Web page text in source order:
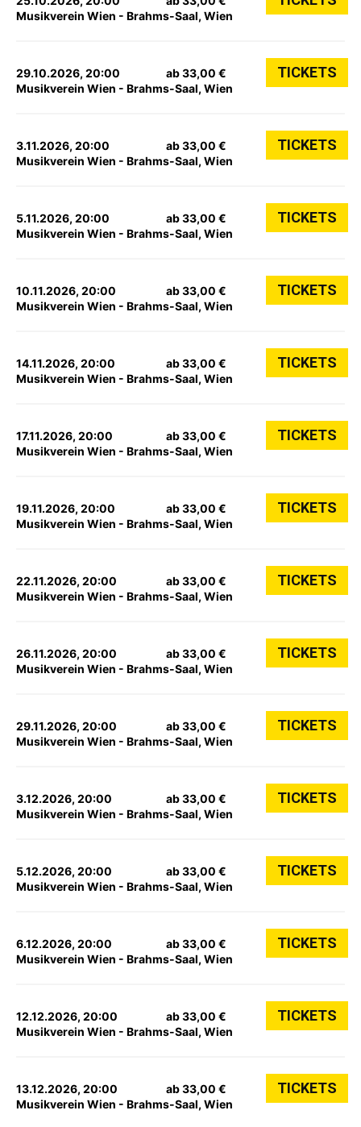
Musikverein Wien - Brahms-Saal, Wien
29.10.2026, 20:00
Musikverein Wien - Brahms-Saal, Wien
ab 33,00 € TICKETS
3.11.2026, 20:00
Musikverein Wien - Brahms-Saal, Wien
ab 33,00 € TICKETS
5.11.2026, 20:00
Musikverein Wien - Brahms-Saal, Wien
ab 33,00 € TICKETS
10.11.2026, 20:00
Musikverein Wien - Brahms-Saal, Wien
ab 33,00 € TICKETS
14.11.2026, 20:00
Musikverein Wien - Brahms-Saal, Wien
ab 33,00 € TICKETS
17.11.2026, 20:00
Musikverein Wien - Brahms-Saal, Wien
ab 33,00 € TICKETS
19.11.2026, 20:00
Musikverein Wien - Brahms-Saal, Wien
ab 33,00 € TICKETS
22.11.2026, 20:00
Musikverein Wien - Brahms-Saal, Wien
ab 33,00 € TICKETS
26.11.2026, 20:00
Musikverein Wien - Brahms-Saal, Wien
ab 33,00 € TICKETS
29.11.2026, 20:00
Musikverein Wien - Brahms-Saal, Wien
ab 33,00 € TICKETS
3.12.2026, 20:00
Musikverein Wien - Brahms-Saal, Wien
ab 33,00 € TICKETS
5.12.2026, 20:00
Musikverein Wien - Brahms-Saal, Wien
ab 33,00 € TICKETS
6.12.2026, 20:00
Musikverein Wien - Brahms-Saal, Wien
ab 33,00 € TICKETS
12.12.2026, 20:00
Musikverein Wien - Brahms-Saal, Wien
ab 33,00 € TICKETS
13.12.2026, 20:00
Musikverein Wien - Brahms-Saal, Wien
ab 33,00 € TICKETS